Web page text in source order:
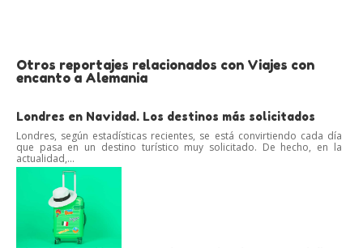
Otros reportajes relacionados con Viajes con
encanto a Alemania
Londres en Navidad. Los destinos más solicitados
Londres, según estadísticas recientes, se está convirtiendo cada día
que pasa en un destino turístico muy solicitado. De hecho, en la
actualidad,...